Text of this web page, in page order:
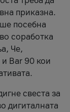
приказна.
посебна
соработка
Че,
Bar 90 кои
свеста за
дигиталната